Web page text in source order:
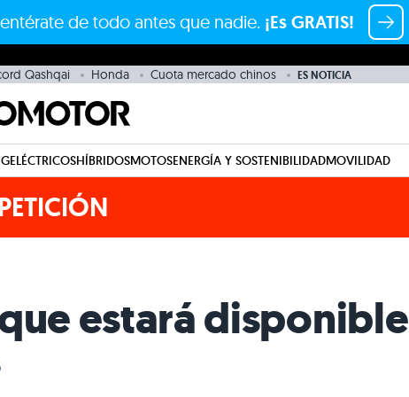
de todo antes que nadie. ¡Es GRATIS!
Qashqai Honda Cuota mercado chinos ES NOTICIA
ELÉCTRICOSHÍBRIDOSMOTOSENERGÍA Y SOSTENIBILIDADMOVILIDAD
estará disponible